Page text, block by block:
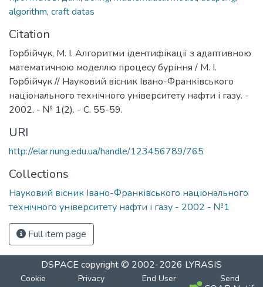
algorithm, craft datas
Citation
Горбійчук, М. І. Алгоритми ідентифікації з адаптивною
математичною моделлю процесу буріння / М. І.
Горбійчук // Науковий вісник Івано-Франківського
національного технічного університету нафти і газу. -
2002. - № 1(2). - С. 55-59.
URI
http://elar.nung.edu.ua/handle/123456789/765
Collections
Науковий вісник Івано-Франківського національного
технічного університету нафти і газу - 2002 - №1
Full item page
DSPACE copyright © 2002-2026 LYRASIS
Cookie
Privacy
End User
Send